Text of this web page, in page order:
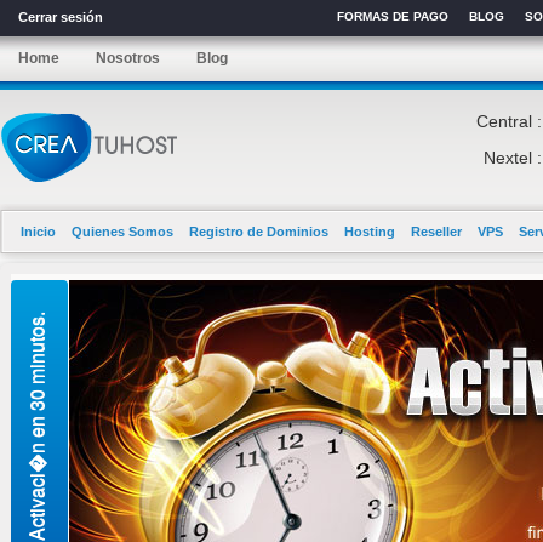
Cerrar sesión FORMAS DE PAGO BLOG
Home Nosotros Blog
Central :
Nextel :
Inicio Quienes Somos Registro de Dominios Hosting Reseller VPS
Activaci�n en 30 minutos.